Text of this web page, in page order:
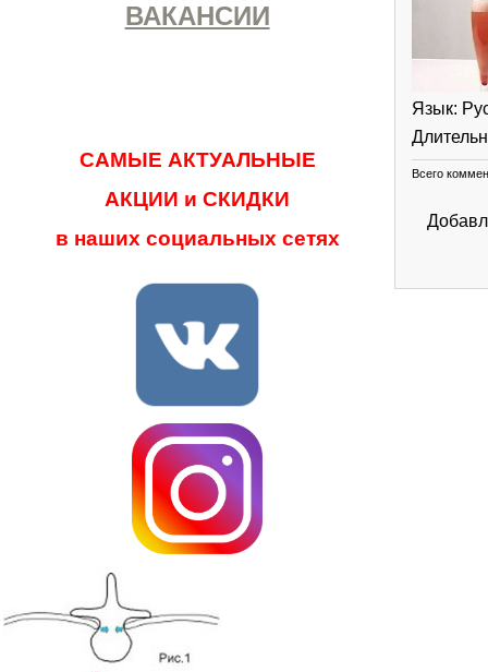
ВАКАНСИИ
САМЫЕ АКТУАЛЬНЫЕ
АКЦИИ и СКИДКИ
в наших социальных сетях
Язык:
Всего